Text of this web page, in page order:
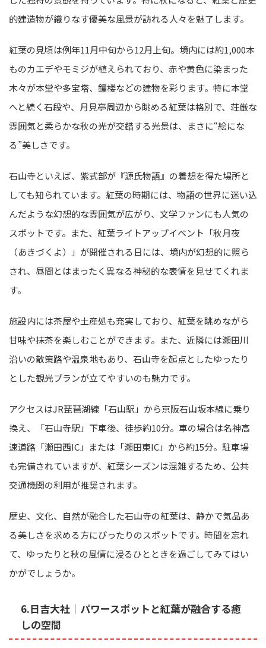
的建造物が織りなす優美な風景が訪れる人々を魅了します。
紅葉の見頃は例年11月中旬から12月上旬。境内には約1,000本
ものカエデやモミジが植えられており、赤や黄色に染まった
木々が本堂や多宝塔、鐘楼などの建物を彩ります。特に本堂
へと続く石段や、月見亭周辺から眺める紅葉は格別で、荘厳な
雰囲気と柔らかな秋の光が交錯する光景は、まさに“絵にな
る”美しさです。
石山寺といえば、紫式部が『源氏物語』の着想を得た場所と
しても知られています。紅葉の時期には、物語の世界に迷い込
んだような幻想的な雰囲気が広がり、文学ファンにも人気の
スポットです。また、紅葉ライトアップイベント「秋月夜
（あきづくよ）」が開催される日には、境内が幻想的に照ら
され、昼間とはまったく異なる神秘的な表情を見せてくれま
す。
施設内には茶屋や土産処も充実しており、紅葉を眺めながら
甘味や抹茶を楽しむことができます。また、近隣には瀬田川
沿いの散策路や温泉地もあり、石山寺を起点としたゆったり
とした観光プランが立てやすいのも魅力です。
アクセスはJR琵琶湖線「石山駅」から京阪石山坂本線に乗り
換え、「石山寺駅」下車後、徒歩約10分。車の場合は名神高
速道路「瀬田西IC」または「瀬田東IC」から約15分。駐車場
も完備されていますが、紅葉シーズンは混雑するため、公共
交通機関の利用が推奨されます。
歴史、文化、自然が融合した石山寺の紅葉は、静かで気品あ
る美しさを求める方にぴったりのスポットです。時間を忘れ
て、ゆったりと秋の風情に浸るひとときを過ごしてみてはい
かがでしょうか。
6.日吉大社｜パワースポットと紅葉が融合する癒
しの空間